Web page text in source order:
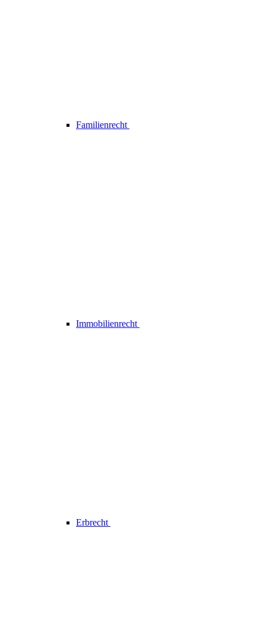
Familienrecht
Immobilienrecht
Erbrecht